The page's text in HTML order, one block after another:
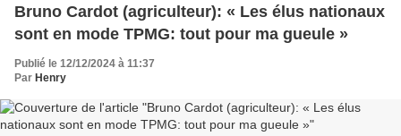
Bruno Cardot (agriculteur): « Les élus nationaux
sont en mode TPMG: tout pour ma gueule »
Publié le 12/12/2024 à 11:37
Par Henry